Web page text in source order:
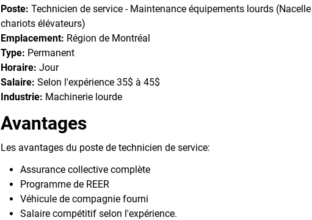
Poste: Technicien de service - Maintenance équipements lourds
chariots élévateurs)
Emplacement: Région de Montréal
Type: Permanent
Horaire: Jour
Salaire: Selon l'expérience 35$ à 45$
Industrie: Machinerie lourde
Avantages
Les avantages du poste de technicien de service:
Assurance collective complète
Programme de REER
Véhicule de compagnie fourni
Salaire compétitif selon l'expérience.